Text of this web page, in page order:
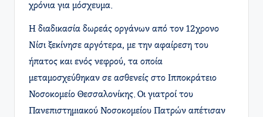
χρόνια για μόσχευμα.
Η διαδικασία δωρεάς οργάνων από τον 12χρονο
Νίσι ξεκίνησε αργότερα, με την αφαίρεση του
ήπατος και ενός νεφρού, τα οποία
μεταμοσχεύθηκαν σε ασθενείς στο Ιπποκράτειο
Νοσοκομείο Θεσσαλονίκης. Οι γιατροί του
Πανεπιστημιακού Νοσοκομείου Πατρών απέτισαν